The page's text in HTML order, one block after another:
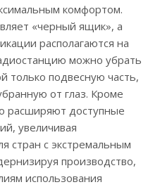
комфортом.
«черный ящик», а
располагаются на
можно убрать
только подвесную часть,
от глаз. Кроме
расширяют доступные
увеличивая
стран с экстремальным
производство,
использования